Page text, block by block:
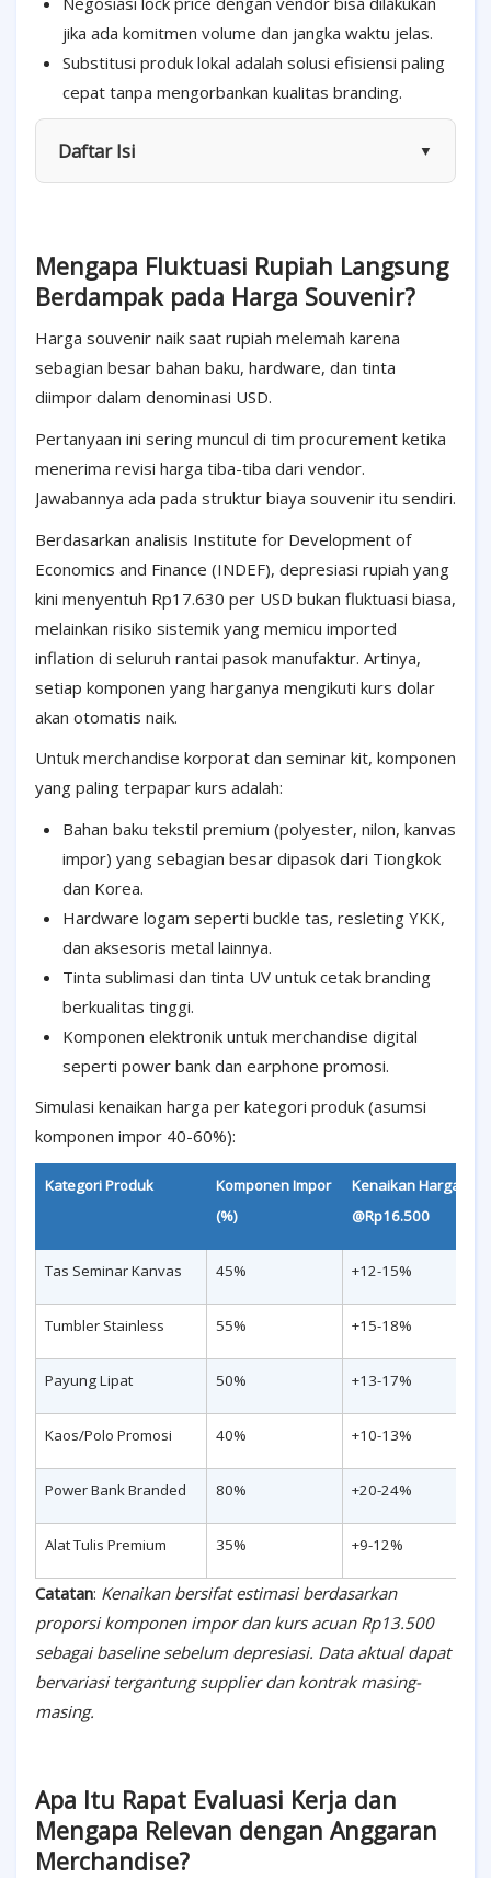
jika ada komitmen volume dan jangka waktu jelas.
Substitusi produk lokal adalah solusi efisiensi paling
cepat tanpa mengorbankan kualitas branding.
Daftar Isi ▼
Mengapa Fluktuasi Rupiah Langsung
Berdampak pada Harga Souvenir?
Harga souvenir naik saat rupiah melemah karena
sebagian besar bahan baku, hardware, dan tinta
diimpor dalam denominasi USD.
Pertanyaan ini sering muncul di tim procurement ketika
menerima revisi harga tiba-tiba dari vendor.
Jawabannya ada pada struktur biaya souvenir itu sendiri.
Berdasarkan analisis Institute for Development of
Economics and Finance (INDEF), depresiasi rupiah yang
kini menyentuh Rp17.630 per USD bukan fluktuasi biasa,
melainkan risiko sistemik yang memicu imported
inflation di seluruh rantai pasok manufaktur. Artinya,
setiap komponen yang harganya mengikuti kurs dolar
akan otomatis naik.
Untuk merchandise korporat dan seminar kit, komponen
yang paling terpapar kurs adalah:
Bahan baku tekstil premium (polyester, nilon, kanvas
impor) yang sebagian besar dipasok dari Tiongkok
dan Korea.
Hardware logam seperti buckle tas, resleting YKK,
dan aksesoris metal lainnya.
Tinta sublimasi dan tinta UV untuk cetak branding
berkualitas tinggi.
Komponen elektronik untuk merchandise digital
seperti power bank dan earphone promosi.
Simulasi kenaikan harga per kategori produk (asumsi
komponen impor 40-60%):
Kategori Produk
Komponen Impor
(%)
Kenaikan Harga
@Rp16.500
Tas Seminar Kanvas 45% +12-15%
Tumbler Stainless 55% +15-18%
Payung Lipat 50% +13-17%
Kaos/Polo Promosi 40% +10-13%
Power Bank Branded 80% +20-24%
Alat Tulis Premium 35% +9-12%
Catatan: Kenaikan bersifat estimasi berdasarkan
proporsi komponen impor dan kurs acuan Rp13.500
sebagai baseline sebelum depresiasi. Data aktual dapat
bervariasi tergantung supplier dan kontrak masing-
masing.
Apa Itu Rapat Evaluasi Kerja dan
Mengapa Relevan dengan Anggaran
Merchandise?